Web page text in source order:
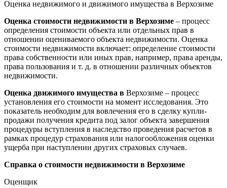
Оценка недвижимого и движимого имущества в Верхозиме
Оценка стоимости недвижимости в Верхозиме – процесс
определения стоимости объекта или отдельных прав в
отношении оцениваемого объекта недвижимости. Оценка
стоимости недвижимости включает: определение стоимости
права собственности или иных прав, например, права аренды,
права пользования и т. д. в отношении различных объектов
недвижимости.
Оценка движимого имущества в Верхозиме – процесс
установления его стоимости на момент исследования. Это
показатель необходим для вовлечения его в сделку купли-
продажи получения кредита под залог объекта завершения
процедуры вступления в наследство проведения расчетов в
рамках процедур страхования или налогообложения оценки
ущерба при наступлении других страховых случаев.
Справка о стоимости недвижимости в Верхозиме
Оценщик